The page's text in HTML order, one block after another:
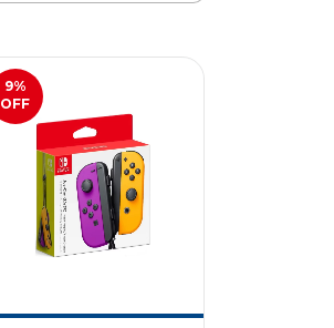
9%
OFF